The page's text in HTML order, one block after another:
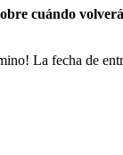
cuándo
La fecha de